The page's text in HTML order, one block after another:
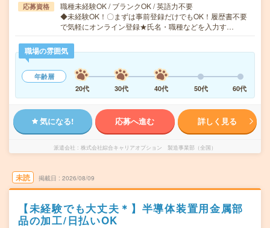
応募資格
職種未経験OK / ブランクOK / 英語力不要
◆未経験OK！〇まずは事前登録だけでもOK！履歴書不要
で気軽にオンライン登録★氏名・職種などを入力す…
職場の雰囲気
年齢層
20代
30代 40代 50代 60代
気になる! 応募へ進む 詳しく見る
派遣会社 株式会社綜合キャリアオプション 製造事業部（全国）
未読 掲載日 2026/08/09
【未経験でも大丈夫＊】半導体装置用金属部
品の加工/日払いOK